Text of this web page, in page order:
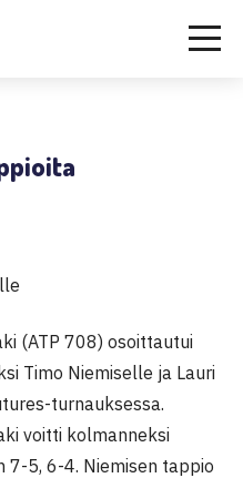
(ATP 708) osoittautui
Timo Niemiselle ja Lauri
turnauksessa.
voitti kolmanneksi
7-5, 6-4. Niemisen tappio